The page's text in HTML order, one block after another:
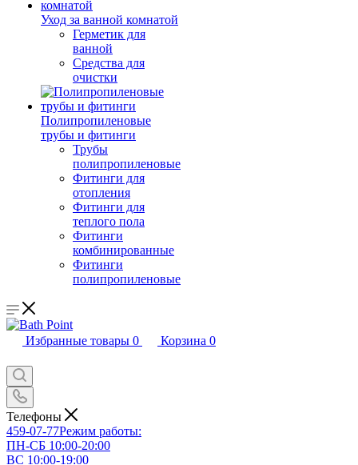
Уход за ванной комнатой
Герметик для
ванной
Средства для
очистки
Полипропиленовые
трубы и фитинги
Трубы
полипропиленовые
Фитинги для
отопления
Фитинги для
теплого пола
Фитинги
комбинированные
Фитинги
полипропиленовые
Избранные товары 0 Корзина 0
Телефоны
459-07-77Режим работы:
ПН-СБ 10:00-20:00
ВС 10:00-19:00